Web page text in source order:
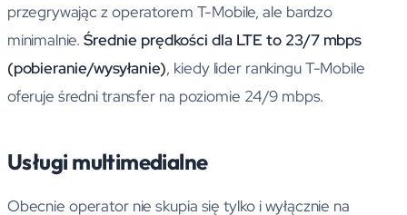
przegrywając z operatorem T-Mobile, ale bardzo
minimalnie.Średnie prędkości dla LTE to 23/7 mbps
(pobieranie/wysyłanie), kiedy lider rankingu T-Mobile
oferuje średni transfer na poziomie 24/9 mbps.
Usługi multimedialne
Obecnie operator nie skupia się tylko i wyłącznie na